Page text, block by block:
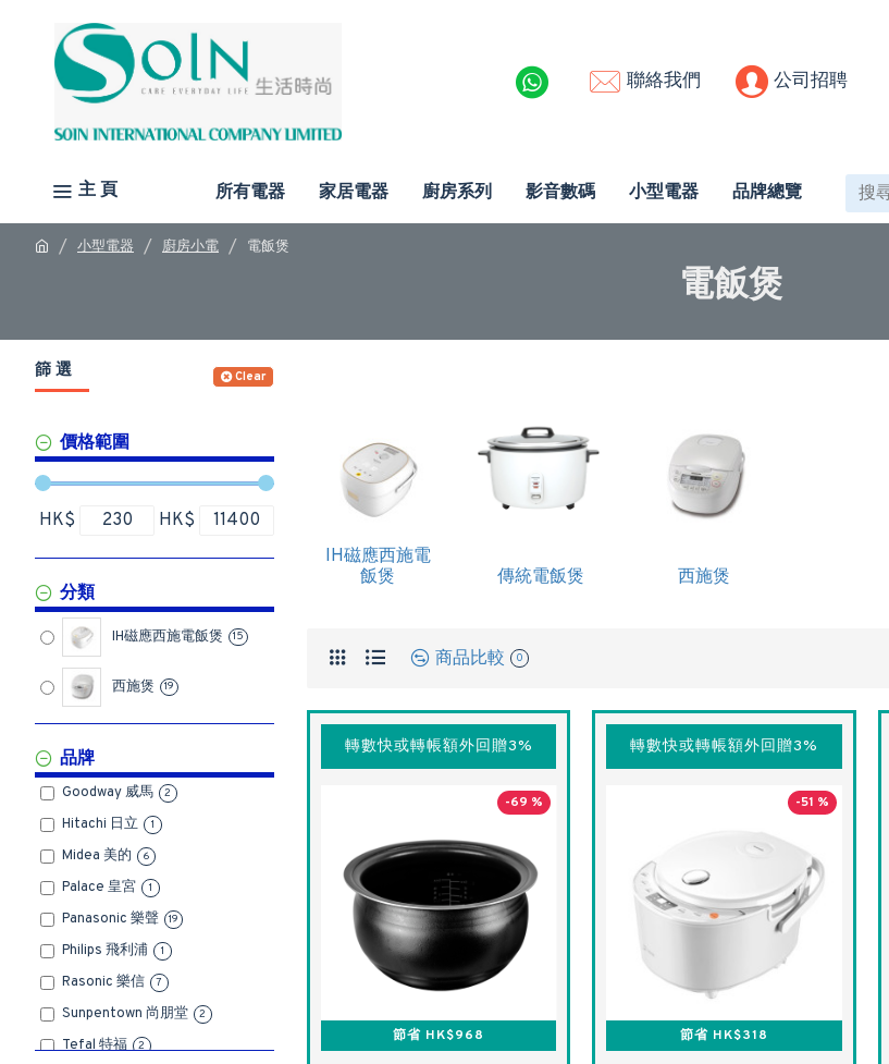
聯絡我們 公司招聘
主 頁 所有電器 家居電器 廚房系列 影音數碼 小型電器 品牌總覽
小型電器 廚房小電 電飯煲
電飯煲
篩 選 Clear
價格範圍
HK$ HK$
分類
IH磁應西施電飯煲 15
西施煲 19
品牌
Goodway 威馬 2
Hitachi 日立 1
Midea 美的 6
Palace 皇宮 1
Panasonic 樂聲 19
Philips 飛利浦 1
Rasonic 樂信 7
Sunpentown 尚朋堂 2
Tefal 特福 2
IH磁應西施電
飯煲
傳統電飯煲 西施煲
商品比較 0
轉數快或轉帳額外回贈3%
-69 %
節省 HK$968
轉數快或轉帳額外回贈3%
-51 %
節省 HK$318